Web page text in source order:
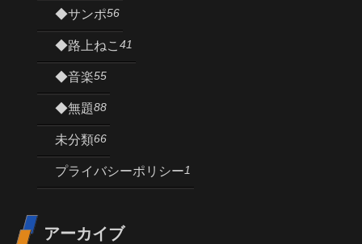
◆サンポ56
◆路上ねこ 41
◆音楽55
◆無題88
未分類66
プライバシーポリシー1
アーカイブ